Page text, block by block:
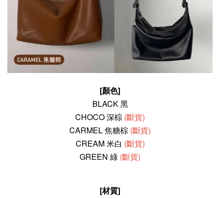
[顏色]
BLACK 黑
CHOCO 深棕 (斷貨)
CARMEL 焦糖棕 (斷貨)
CREAM 米白 (斷貨)
GREEN 綠 (斷貨)
[材質]